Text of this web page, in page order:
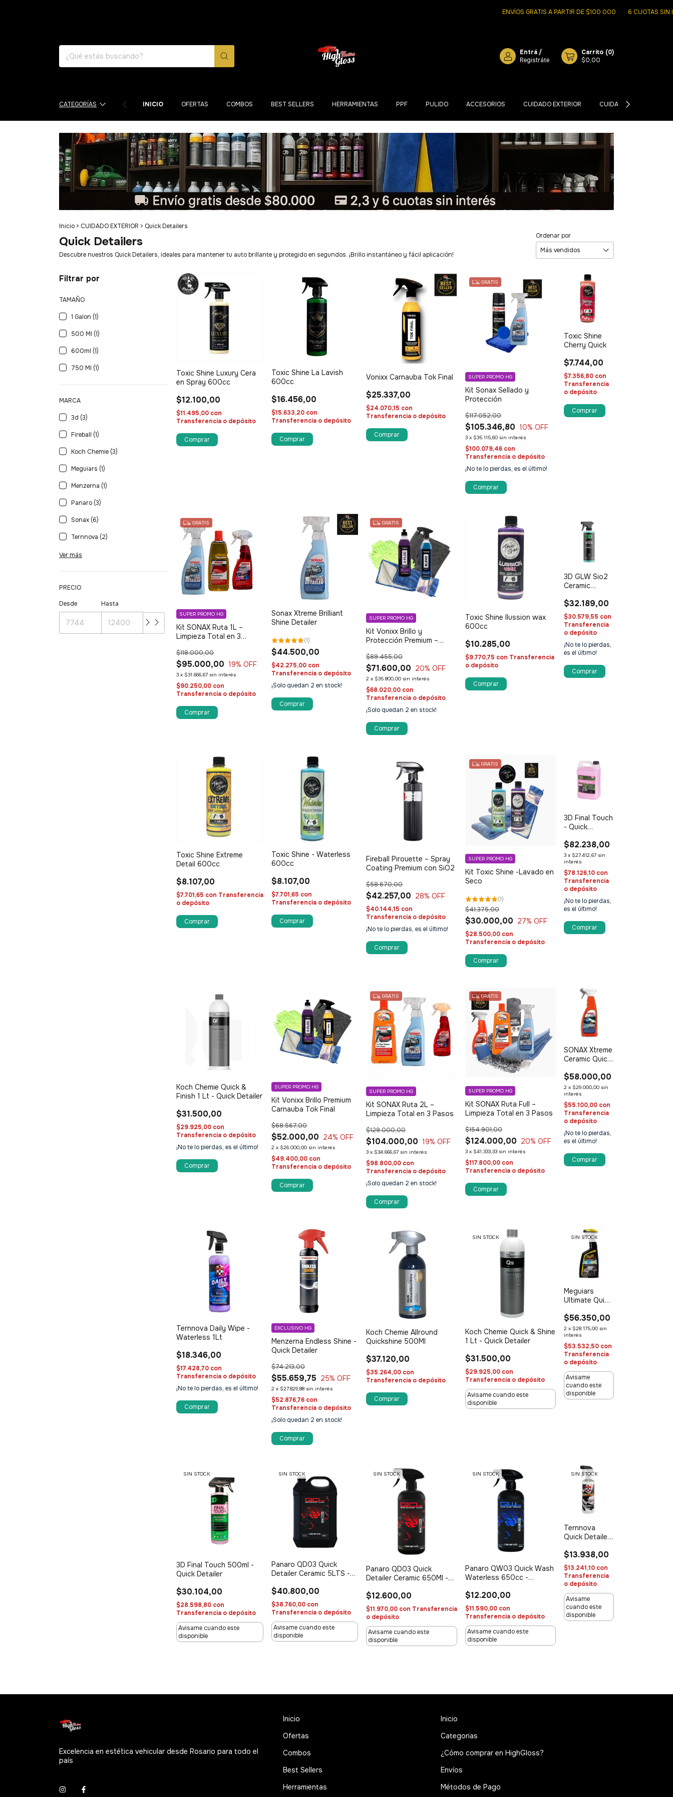
ENVÍOS GRATIS A PARTIR DE $100.000 6 CUOTAS SIN
Entrá /
Registráte
Carrito (0)
$0,00
CATEGORÍAS INICIO OFERTAS COMBOS BEST SELLERS HERRAMIENTAS PPF PULIDO ACCESORIOS CUIDADO EXTERIOR CUIDADO INTERIOR
Inicio > CUIDADO EXTERIOR > Quick Detailers
Quick Detailers
Descubre nuestros Quick Detailers, ideales para mantener tu auto brillante y protegido en segundos. ¡Brillo instantáneo y fácil aplicación!
Ordenar por
Filtrar por
TAMAÑO
1 Galon (1)
500 Ml (1)
600ml (1)
750 Ml (1)
MARCA
3d (3)
Fireball (1)
Koch Chemie (3)
Meguiars (1)
Menzerna (1)
Panaro (3)
Sonax (6)
Ternnova (2)
Ver más
PRECIO
Desde
Hasta
Toxic Shine Luxury Cera
en Spray 600cc
$12.100,00
$11.495,00 con
Transferencia o depósito
Toxic Shine La Lavish
600cc
$16.456,00
$15.633,20 con
Transferencia o depósito
Vonixx Carnauba Tok Final
$25.337,00
$24.070,15 con
Transferencia o depósito
GRATIS
Kit Sonax Sellado y
Protección
$105.346,80
$117.052,00
10% OFF
3 x $35.115,60 sin interés
SUPER PROMO HG
$100.079,46 con
Transferencia o depósito
¡No te lo pierdas, es el último!
Toxic Shine
Cherry Quick
$7.744,00
$7.356,80 con
Transferencia
o depósito
Comprar
GRATIS
Kit SONAX Ruta 1L –
Limpieza Total en 3
$95.000,00
$118.000,00
19% OFF
3 x $31.666,67 sin interés
SUPER PROMO HG
$90.250,00 con
Transferencia o depósito
Sonax Xtreme Brilliant
Shine Detailer
(1)
$44.500,00
$42.275,00 con
Transferencia o depósito
¡Solo quedan 2 en stock!
Comprar
GRATIS
Kit Vonixx Brillo y
Protección Premium –
Completo
$71.600,00
$89.455,00
20% OFF
2 x $35.800,00 sin interés
SUPER PROMO HG
$68.020,00 con
Transferencia o depósito
¡Solo quedan 2 en stock!
Toxic Shine Ilussion wax
600cc
$10.285,00
$9.770,75 con Transferencia
o depósito
3D GLW Sio2
Ceramic
$32.189,00
$30.579,55 con
Transferencia
o depósito
¡No te lo pierdas,
es el último!
Toxic Shine Extreme
Detail 600cc
$8.107,00
$7.701,65 con Transferencia
o depósito
Toxic Shine - Waterless
600cc
$8.107,00
$7.701,65 con
Transferencia o depósito
Fireball Pirouette – Spray
Coating Premium con SiO2
$42.257,00
$58.670,00
28% OFF
$40.144,15 con
Transferencia o depósito
¡No te lo pierdas, es el último!
GRATIS
Kit Toxic Shine -Lavado en
Seco
(1)
$30.000,00
$41.375,00
27% OFF
SUPER PROMO HG
$28.500,00 con
Transferencia o depósito
3D Final Touch
- Quick
$82.238,00
3 x $27.412,67 sin
interés
$78.126,10 con
Transferencia
o depósito
¡No te lo pierdas,
es el último!
Koch Chemie Quick &
Finish 1 Lt - Quick Detailer
$31.500,00
$29.925,00 con
Transferencia o depósito
¡No te lo pierdas, es el último!
Kit Vonixx Brillo Premium
Carnauba Tok Final
$52.000,00
$68.567,00
24% OFF
2 x $26.000,00 sin interés
SUPER PROMO HG
$49.400,00 con
Transferencia o depósito
GRATIS
Kit SONAX Ruta 2L –
Limpieza Total en 3 Pasos
$104.000,00
$129.000,00
19% OFF
3 x $34.666,67 sin interés
SUPER PROMO HG
$98.800,00 con
Transferencia o depósito
¡Solo quedan 2 en stock!
GRATIS
Kit SONAX Ruta Full –
Limpieza Total en 3 Pasos
$124.000,00
$154.901,00
20% OFF
3 x $41.333,33 sin interés
SUPER PROMO HG
$117.800,00 con
Transferencia o depósito
SONAX Xtreme
Ceramic Quick
$58.000,00
2 x $29.000,00 sin
interés
$55.100,00 con
Transferencia
o depósito
¡No te lo pierdas,
es el último!
Ternnova Daily Wipe -
Waterless 1Lt
$18.346,00
$17.428,70 con
Transferencia o depósito
¡No te lo pierdas, es el último!
Menzerna Endless Shine -
Quick Detailer
$55.659,75
$74.213,00
25% OFF
2 x $27.829,88 sin interés
EXCLUSIVO HG
$52.876,76 con
Transferencia o depósito
¡Solo quedan 2 en stock!
Comprar
Koch Chemie Allround
Quickshine 500Ml
$37.120,00
$35.264,00 con
Transferencia o depósito
SIN STOCK
Koch Chemie Quick & Shine
1 Lt - Quick Detailer
$31.500,00
$29.925,00 con
Transferencia o depósito
Avisame cuando este
disponible
SIN STOCK
Meguiars
Ultimate Quick
$56.350,00
2 x $28.175,00 sin
interés
$53.532,50 con
Transferencia
o depósito
Avisame
cuando este
disponible
SIN STOCK
3D Final Touch 500ml -
Quick Detailer
$30.104,00
$28.598,80 con
Transferencia o depósito
Avisame cuando este
disponible
SIN STOCK
Panaro QD03 Quick
Detailer Ceramic 5LTS -
$40.800,00
$38.760,00 con
Transferencia o depósito
Avisame cuando este
disponible
SIN STOCK
Panaro QD03 Quick
Detailer Ceramic 650Ml -
$12.600,00
$11.970,00 con Transferencia
o depósito
Avisame cuando este
disponible
SIN STOCK
Panaro QW03 Quick Wash
Waterless 650cc -
$12.200,00
$11.590,00 con
Transferencia o depósito
Avisame cuando este
disponible
SIN STOCK
Ternnova
Quick Detailer
$13.938,00
$13.241,10 con
Transferencia
o depósito
Avisame
cuando este
disponible
Excelencia en estética vehicular desde Rosario para todo el
país
Inicio
Ofertas
Combos
Best Sellers
Herramientas
Inicio
Categorias
¿Cómo comprar en HighGloss?
Envíos
Métodos de Pago